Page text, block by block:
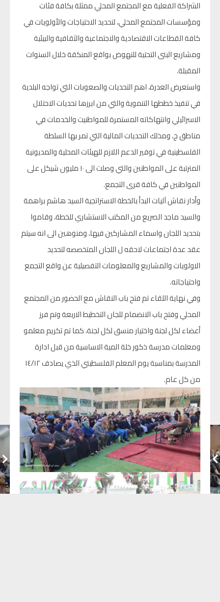
الشراكة الفعلية مع المجتمع المحلي ممثلة بكافة فئات
ومؤسسات المجتمع المحلي، لتحديد الاحتياجات والأولويات في
كافة القطاعات الاقتصادية والاجتماعية والثقافية والبيئية
ومشاريع البنى التحتية للنهوض بواقع المنكقة خلال السنوات
المقبلة.
واستعرض العدرة، اهم التحديات والصعوبات التي تواجه البلدية
في تنفيذ خططها التنموية والتي من ابرزها تحديات الاحتلال
الاسرائيلي وانتهاكاته المستمرة للمواطنيت والخدمات في
مناطق ج، ومذلك التحديات المالية التي تمر بها السلطة
الفلسطينية في توفير الدعم اللازم للهيئات المحلية والمديونية
المترتبة على المواطنين والتي وصلت الى ١٠ مليون شيكل على
المواطنين في كافة قرى التجمع.
وأدار نقاش آليات البدأ بالخطة الاستراتجية السيد هاشم براهمة
والسيد ماجد الصريع من المكتب الاستشاري للخطة، وقاموا
بتحديد اللجان واسماء المشاركين فيها، ومنوهين الى انه سيتم
عقد عدة اجتماعات لاحقه ل اللجان المتخصصه لتحديد
الاولويات والمشاريع والمعلومات التفصيلية عن واقع التجمع
واحتياجاته.
وفي نهاية اللقاء تم فتح باب النقاش مع الحضور من المجتمع
المحلي وفتح باب الانضمام للجان التخطيط الاربعة وتم فرز
أعضاء لكل لجنة واختيار منسق لكل لجنة، كما تم تكريم معلمو
ومعلمات مدرسة ذكور خلة المية الاساسية من قبل ادارة
المدرسة بمناسبة يوم المعلم الفلسطيني الذي يصادف ١٤/١٢
من كل عام.